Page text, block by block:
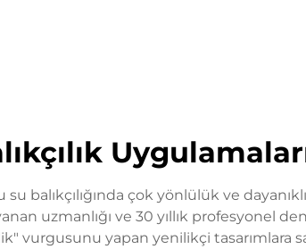
balıkçılığında çok yönlülük ve
uzmanlığı ve 30 yıllık
vurgusunu yapan yenilikçi tasarımlara